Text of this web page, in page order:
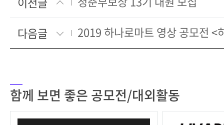
다음글
함께 보면 좋은 공모전/대외활동